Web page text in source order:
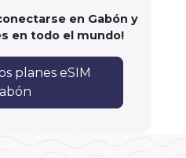
en Gabón y
en todo el mundo!
planes eSIM